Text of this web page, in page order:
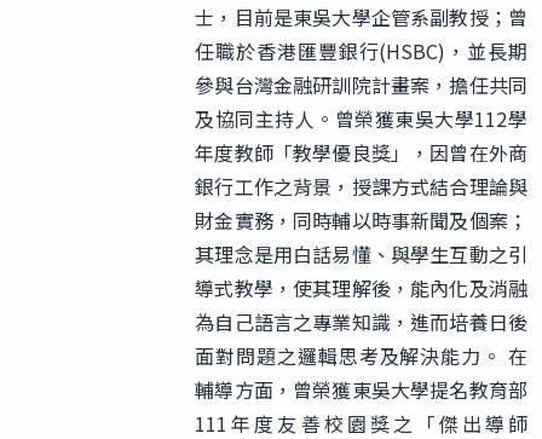
士，目前是東吳大學企管系副教授；曾
任職於香港匯豐銀行(HSBC)，並長期
參與台灣金融研訓院計畫案，擔任共同
及協同主持人。曾榮獲東吳大學112學
年度教師「教學優良獎」，因曾在外商
銀行工作之背景，授課方式結合理論與
財金實務，同時輔以時事新聞及個案；
其理念是用白話易懂、與學生互動之引
導式教學，使其理解後，能內化及消融
為自己語言之專業知識，進而培養日後
面對問題之邏輯思考及解決能力。 在
輔導方面，曾榮獲東吳大學提名教育部
111年度友善校園獎之「傑出導師